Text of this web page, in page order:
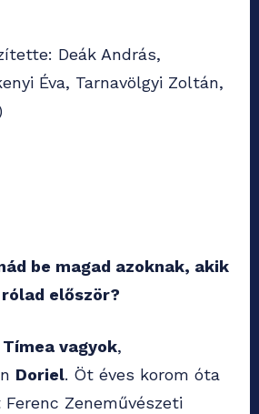
Deák András,
Éva, Tarnavölgyi Zoltán,
be magad azoknak, akik
először?
vagyok,
Doriel. Öt éves korom óta
Ferenc Zeneművészeti